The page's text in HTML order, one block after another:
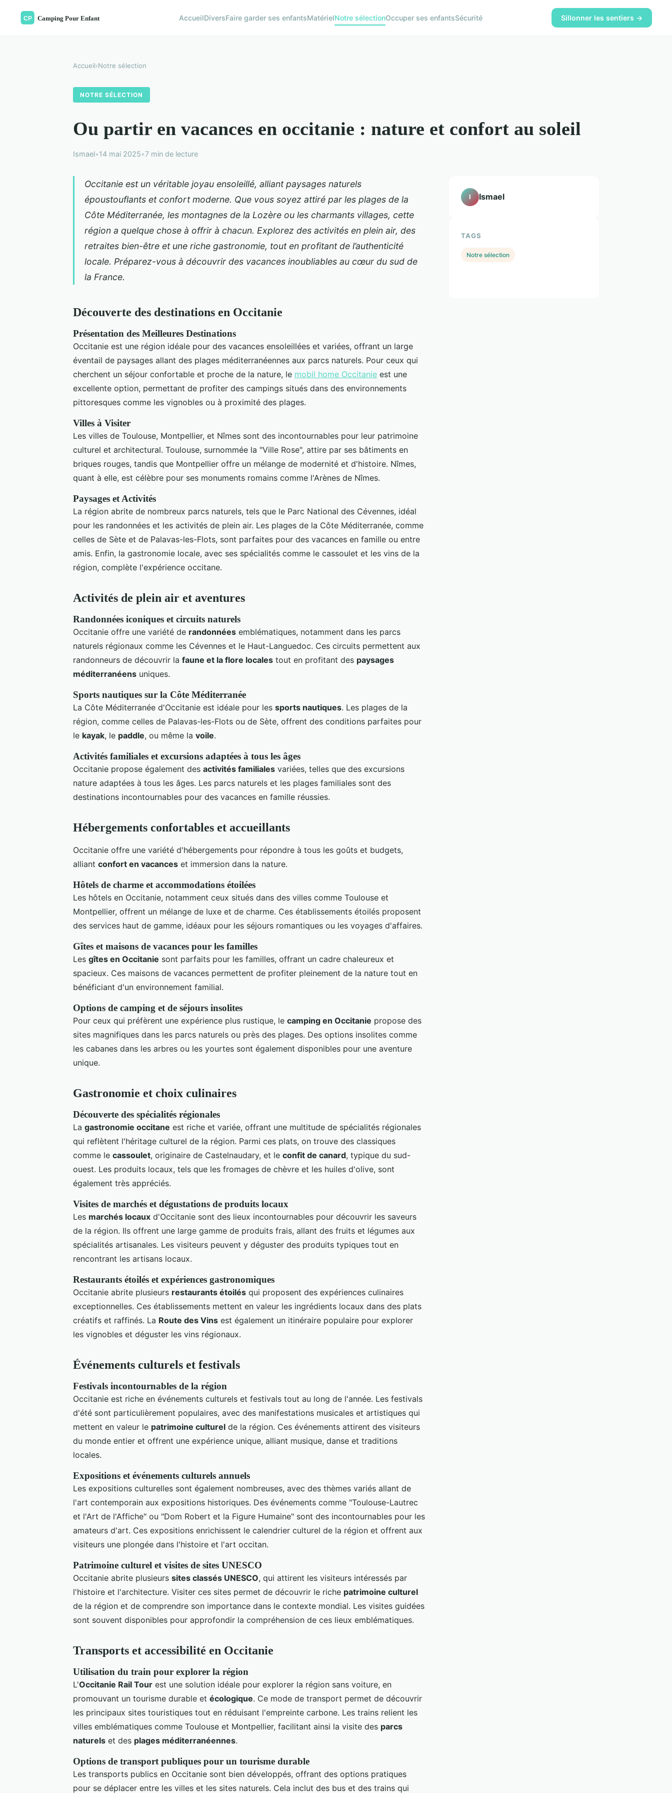
AccueilDiversFaire garder ses enfantsMatérielNotre sélectionOccuper ses enfantsSécurité Sillonner les sentiers →
Accueil›Notre sélection
NOTRE SÉLECTION
Ou partir en vacances en occitanie : nature et confort au soleil
Ismael•14 mai 2025•7 min de lecture
Occitanie est un véritable joyau ensoleillé, alliant paysages naturels
époustouflants et confort moderne. Que vous soyez attiré par les plages de la
Côte Méditerranée, les montagnes de la Lozère ou les charmants villages, cette
région a quelque chose à offrir à chacun. Explorez des activités en plein air, des
retraites bien-être et une riche gastronomie, tout en profitant de l’authenticité
locale. Préparez-vous à découvrir des vacances inoubliables au cœur du sud de
la France.
Découverte des destinations en Occitanie
Présentation des Meilleures Destinations
Occitanie est une région idéale pour des vacances ensoleillées et variées, offrant un large
éventail de paysages allant des plages méditerranéennes aux parcs naturels. Pour ceux qui
cherchent un séjour confortable et proche de la nature, le mobil home Occitanie est une
excellente option, permettant de profiter des campings situés dans des environnements
pittoresques comme les vignobles ou à proximité des plages.
Villes à Visiter
Les villes de Toulouse, Montpellier, et Nîmes sont des incontournables pour leur patrimoine
culturel et architectural. Toulouse, surnommée la "Ville Rose", attire par ses bâtiments en
briques rouges, tandis que Montpellier offre un mélange de modernité et d'histoire. Nîmes,
quant à elle, est célèbre pour ses monuments romains comme l'Arènes de Nîmes.
Paysages et Activités
La région abrite de nombreux parcs naturels, tels que le Parc National des Cévennes, idéal
pour les randonnées et les activités de plein air. Les plages de la Côte Méditerranée, comme
celles de Sète et de Palavas-les-Flots, sont parfaites pour des vacances en famille ou entre
amis. Enfin, la gastronomie locale, avec ses spécialités comme le cassoulet et les vins de la
région, complète l'expérience occitane.
Activités de plein air et aventures
Randonnées iconiques et circuits naturels
Occitanie offre une variété de randonnées emblématiques, notamment dans les parcs
naturels régionaux comme les Cévennes et le Haut-Languedoc. Ces circuits permettent aux
randonneurs de découvrir la faune et la flore locales tout en profitant des paysages
méditerranéens uniques.
Sports nautiques sur la Côte Méditerranée
La Côte Méditerranée d'Occitanie est idéale pour les sports nautiques. Les plages de la
région, comme celles de Palavas-les-Flots ou de Sète, offrent des conditions parfaites pour
le kayak, le paddle, ou même la voile.
Activités familiales et excursions adaptées à tous les âges
Occitanie propose également des activités familiales variées, telles que des excursions
nature adaptées à tous les âges. Les parcs naturels et les plages familiales sont des
destinations incontournables pour des vacances en famille réussies.
Hébergements confortables et accueillants
Occitanie offre une variété d'hébergements pour répondre à tous les goûts et budgets,
alliant confort en vacances et immersion dans la nature.
Hôtels de charme et accommodations étoilées
Les hôtels en Occitanie, notamment ceux situés dans des villes comme Toulouse et
Montpellier, offrent un mélange de luxe et de charme. Ces établissements étoilés proposent
des services haut de gamme, idéaux pour les séjours romantiques ou les voyages d'affaires.
Gîtes et maisons de vacances pour les familles
Les gîtes en Occitanie sont parfaits pour les familles, offrant un cadre chaleureux et
spacieux. Ces maisons de vacances permettent de profiter pleinement de la nature tout en
bénéficiant d'un environnement familial.
Options de camping et de séjours insolites
Pour ceux qui préfèrent une expérience plus rustique, le camping en Occitanie propose des
sites magnifiques dans les parcs naturels ou près des plages. Des options insolites comme
les cabanes dans les arbres ou les yourtes sont également disponibles pour une aventure
unique.
Gastronomie et choix culinaires
Découverte des spécialités régionales
La gastronomie occitane est riche et variée, offrant une multitude de spécialités régionales
qui reflètent l'héritage culturel de la région. Parmi ces plats, on trouve des classiques
comme le cassoulet, originaire de Castelnaudary, et le confit de canard, typique du sud-
ouest. Les produits locaux, tels que les fromages de chèvre et les huiles d'olive, sont
également très appréciés.
Visites de marchés et dégustations de produits locaux
Les marchés locaux d'Occitanie sont des lieux incontournables pour découvrir les saveurs
de la région. Ils offrent une large gamme de produits frais, allant des fruits et légumes aux
spécialités artisanales. Les visiteurs peuvent y déguster des produits typiques tout en
rencontrant les artisans locaux.
Restaurants étoilés et expériences gastronomiques
Occitanie abrite plusieurs restaurants étoilés qui proposent des expériences culinaires
exceptionnelles. Ces établissements mettent en valeur les ingrédients locaux dans des plats
créatifs et raffinés. La Route des Vins est également un itinéraire populaire pour explorer
les vignobles et déguster les vins régionaux.
Événements culturels et festivals
Festivals incontournables de la région
Occitanie est riche en événements culturels et festivals tout au long de l'année. Les festivals
d'été sont particulièrement populaires, avec des manifestations musicales et artistiques qui
mettent en valeur le patrimoine culturel de la région. Ces événements attirent des visiteurs
du monde entier et offrent une expérience unique, alliant musique, danse et traditions
locales.
Expositions et événements culturels annuels
Les expositions culturelles sont également nombreuses, avec des thèmes variés allant de
l'art contemporain aux expositions historiques. Des événements comme "Toulouse-Lautrec
et l'Art de l'Affiche" ou "Dom Robert et la Figure Humaine" sont des incontournables pour les
amateurs d'art. Ces expositions enrichissent le calendrier culturel de la région et offrent aux
visiteurs une plongée dans l'histoire et l'art occitan.
Patrimoine culturel et visites de sites UNESCO
Occitanie abrite plusieurs sites classés UNESCO, qui attirent les visiteurs intéressés par
l'histoire et l'architecture. Visiter ces sites permet de découvrir le riche patrimoine culturel
de la région et de comprendre son importance dans le contexte mondial. Les visites guidées
sont souvent disponibles pour approfondir la compréhension de ces lieux emblématiques.
Transports et accessibilité en Occitanie
Utilisation du train pour explorer la région
L'Occitanie Rail Tour est une solution idéale pour explorer la région sans voiture, en
promouvant un tourisme durable et écologique. Ce mode de transport permet de découvrir
les principaux sites touristiques tout en réduisant l'empreinte carbone. Les trains relient les
villes emblématiques comme Toulouse et Montpellier, facilitant ainsi la visite des parcs
naturels et des plages méditerranéennes.
Options de transport publiques pour un tourisme durable
Les transports publics en Occitanie sont bien développés, offrant des options pratiques
pour se déplacer entre les villes et les sites naturels. Cela inclut des bus et des trains qui
I Ismael
TAGS
Notre sélection